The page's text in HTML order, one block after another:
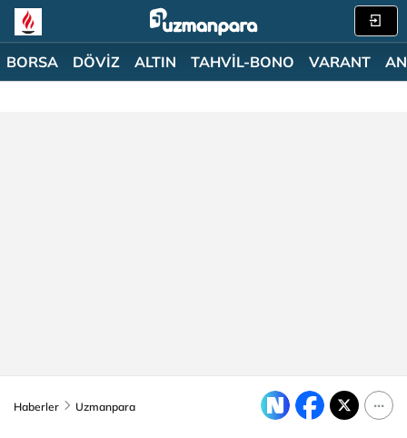
BORSA DÖVİZ ALTIN TAHVİL-BONO VARANT
Haberler Uzmanpara